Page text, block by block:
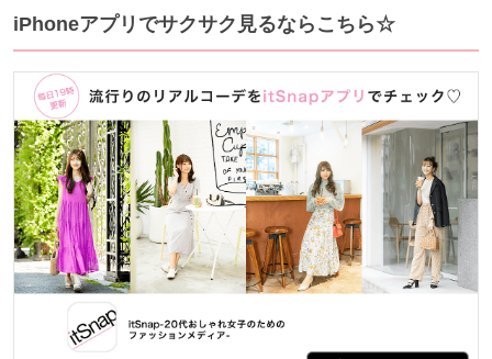
iPhoneアプリでサクサク見るならこちら☆